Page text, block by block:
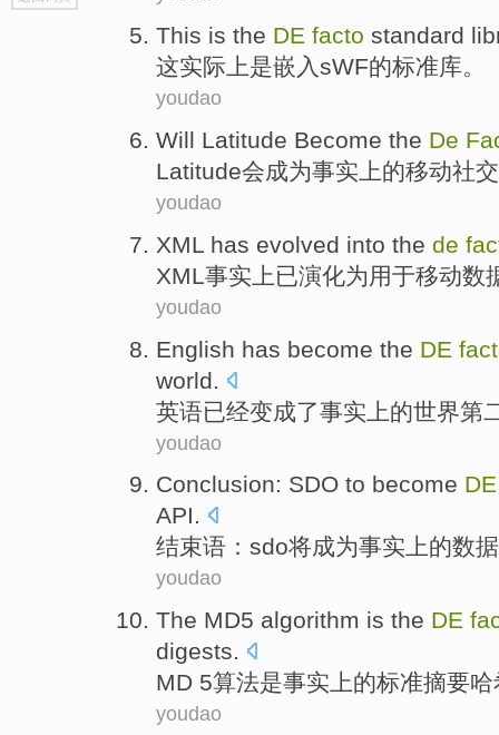
top
This is the DE facto standard
这实际上是嵌入sWF的标准库。
youdao
Will Latitude Become the De
Latitude会成为事实上的移动社交
youdao
XML has evolved into the de
XML事实上已演化为用于移动数
youdao
English has become the DE
world
英语已经变成了事实上的世界第
youdao
Conclusion: SDO to become
API.
结束语 ： sdo将成为事实上的数据
youdao
The MD5 algorithm is the DE
digests.
MD 5算法是事实上的标准摘要哈
youdao